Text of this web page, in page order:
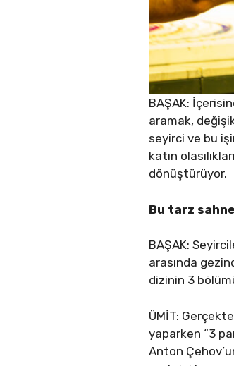
BAŞAK:
aramak,
seyirci ve bu
katın
dönüştürüyor.
Bu tarz
BAŞAK:
arasında
dizinin 3
ÜMİT:
yaparken “3
Anton